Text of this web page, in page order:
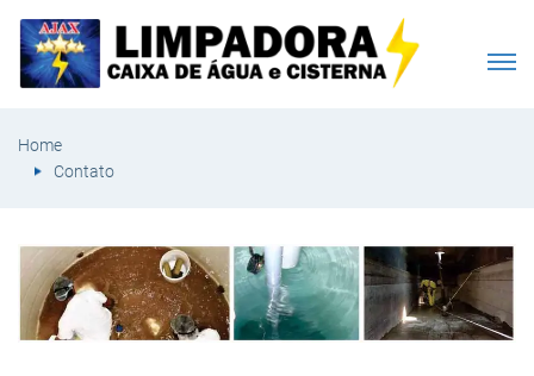
Home
Contato